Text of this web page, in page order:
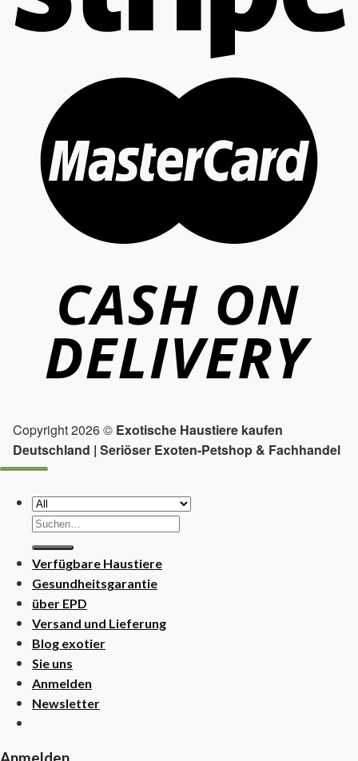
Copyright 2026 © Exotische Haustiere kaufen
Deutschland | Seriöser Exoten-Petshop & Fachhandel
Suchen
nach:
Verfügbare Haustiere
Gesundheitsgarantie
über EPD
Versand und Lieferung
Blog exotier
Sie uns
Anmelden
Newsletter